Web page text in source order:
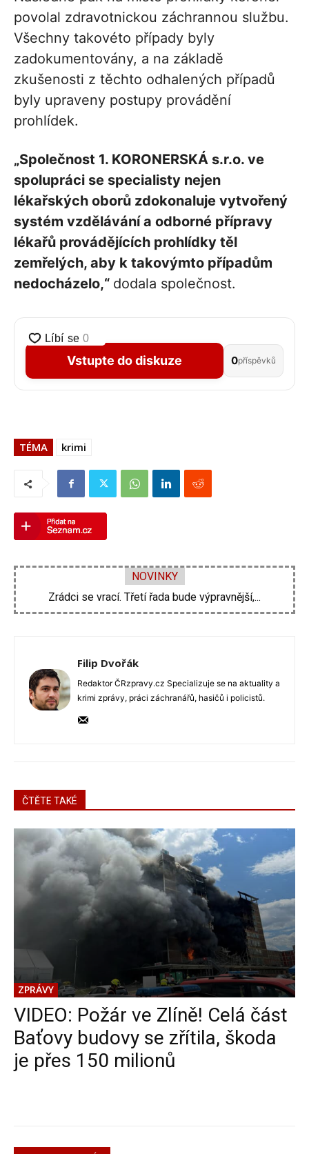
povolal zdravotnickou záchrannou službu.
Všechny takovéto případy byly
zadokumentovány, a na základě
zkušenosti z těchto odhalených případů
byly upraveny postupy provádění
prohlídek.
„Společnost 1. KORONERSKÁ s.r.o. ve
spolupráci se specialisty nejen
lékařských oborů zdokonaluje vytvořený
systém vzdělávání a odborné přípravy
lékařů provádějících prohlídky těl
zemřelých, aby k takovýmto případům
nedocházelo,“ dodala společnost.
Vstupte do diskuze 0příspěvků
TÉMA krimi
NOVINKY
Zrádci se vrací. Třetí řada bude výpravnější,...
Zdeněk Pohlreich opět vtrhne do hospod. Nové...
Filip Dvořák
Redaktor ČRzpravy.cz Specializuje se na aktuality a
krimi zprávy, práci záchranářů, hasičů i policistů.
ČTĚTE TAKÉ
ZPRÁVY
VIDEO: Požár ve Zlíně! Celá část
Baťovy budovy se zřítila, škoda
je přes 150 milionů